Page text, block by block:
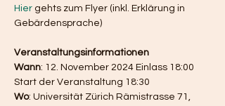
Hier gehts zum Flyer (inkl. Erklärung in
Gebärdensprache)
Veranstaltungsinformationen
Wann: 12. November 2024 Einlass 18:00
Start der Veranstaltung 18:30
Wo: Universität Zürich Rämistrasse 71,